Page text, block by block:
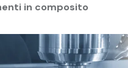
in composito